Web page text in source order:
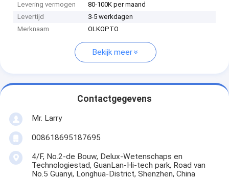
Levering vermogen
80-100K per maand
Levertijd
3-5 werkdagen
Merknaam
OLKOPTO
Bekijk meer
Contactgegevens
Mr. Larry
008618695187695
4/F, No.2-de Bouw, Delux-Wetenschaps en
Technologiestad, GuanLan-Hi-tech park, Road van
No.5 Guanyi, Longhua-District, Shenzhen, China